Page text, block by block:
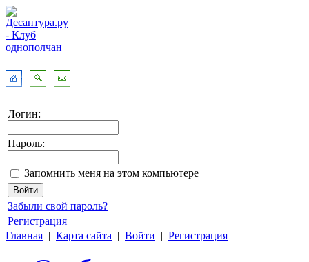
Логин:
Пароль:
Запомнить меня на этом компьютере
Забыли свой пароль?
Регистрация
Главная | Карта сайта | Войти | Регистрация